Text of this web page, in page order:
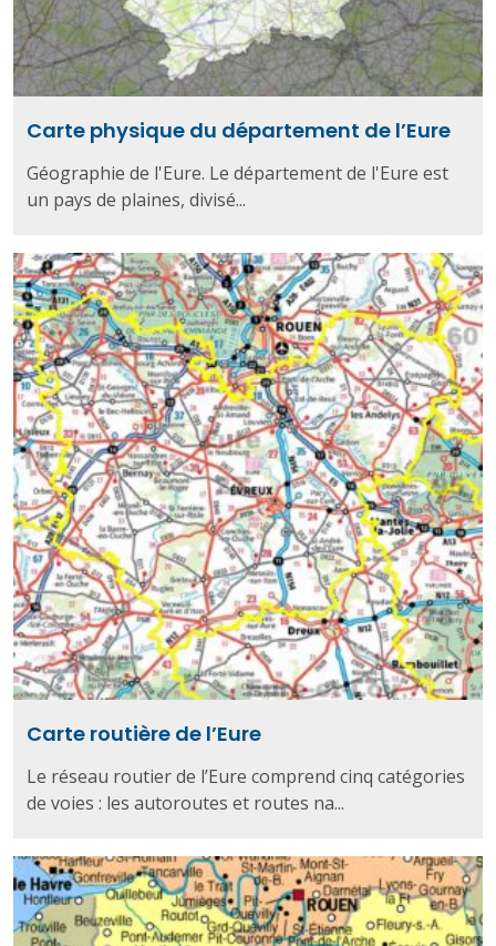
Carte physique du département de l’Eure
Géographie de l'Eure. Le département de l'Eure est
un pays de plaines, divisé...
Carte routière de l’Eure
Le réseau routier de l’Eure comprend cinq catégories
de voies : les autoroutes et routes na...